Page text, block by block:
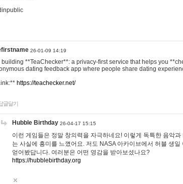
26-01-09 14:19
building **TeaChecker**: a privacy-first service that helps you
dating feedback app where people share dating
https://teachecker.net/
글달기
Hubble Birthday 26-04-17 15:15
이런 게임들은 정말 창의력을 자극하네요! 이렇게 독특한 음악
는 사실에 흥미를 느꼈어요. 저도 NASA 아카이브에서 허블 생
얻어봤답니다. 여러분은 어떤 영감을 받아보셨나요?
https://hubblebirthday.org